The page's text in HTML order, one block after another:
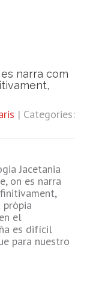
narra com
| Categories:
Jacetania
on es narra
pròpia
el
es difícil
para nuestro